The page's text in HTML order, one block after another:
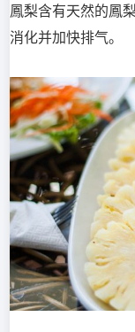
鳳梨含有天然的鳳
消化并加快排气。